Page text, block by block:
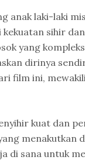
anak laki-laki
sihir
yang
dirinya
film ini,
kuat dan
menakutkan
di sana untuk